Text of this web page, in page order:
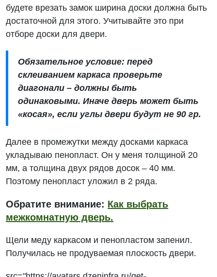
будете врезать замок ширина доски должна быть
достаточной для этого. Учитывайте это при
отборе доски для двери.
Обязательное условие: перед
склеиванием каркаса проверьте
диагонали – должны быть
одинаковыми. Иначе дверь может быть
«косая», если углы двери будут не 90 гр.
Далее в промежутки между досками каркаса
укладываю пенопласт. Он у меня толщиной 20
мм, а толщина двух рядов досок – 40 мм.
Поэтому пенопласт уложил в 2 ряда.
Обратите внимание: Как выбрать
межкомнатную дверь.
Щели меду каркасом и пенопластом запенил.
Получилась не продуваемая плоскость двери.